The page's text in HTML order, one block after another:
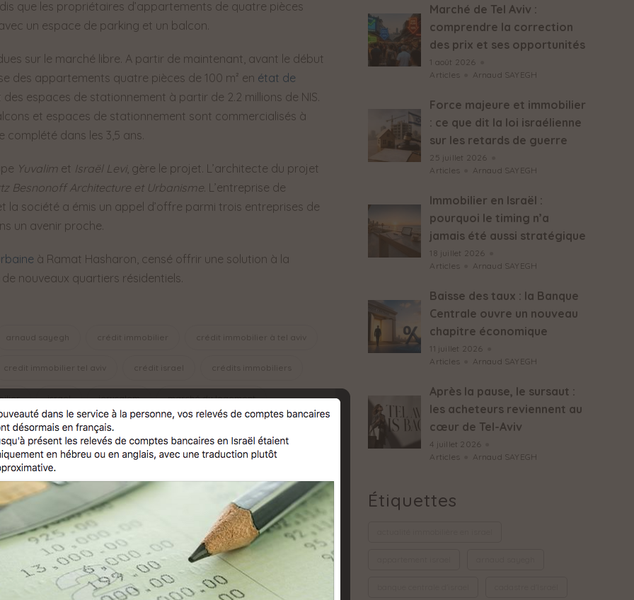
que les propriétaires d’appartements de quatre pièces
un espace de parking et un balcon.
sur le marché libre. A partir de maintenant, avant le début
des appartements quatre pièces de 100 m² en état de
espaces de stationnement à partir de 2.2 millions de NIS.
et espaces de stationnement sont commercialisés à
complété dans les 3,5 ans.
Yuvalim et Israël Levi, gère le projet. L’architecte du projet
Besnonoff Architecture et Urbanisme . L’entreprise de
la société a émis un appel d’offre parmi trois entreprises de
un avenir proche.
à Ramat Hasharon, censé offrir une solution à la
nouveaux quartiers résidentiels.
arnaud sayegh crédit immobilier crédit immobilier à tel aviv
credit immobilier tel aviv crédit israel crédits immobiliers
israel jerusalem marché du logement
pret immobilier en Israel
de credit ramat hasharon rénovation VEFA
Marché de Tel Aviv :
comprendre la correction
des prix et ses opportunités
1 août 2026
Articles
Arnaud SAYEGH
Force majeure et immobilier
: ce que dit la loi israélienne
sur les retards de guerre
25 juillet 2026
Articles
Arnaud SAYEGH
Immobilier en Israël :
pourquoi le timing n’a
jamais été aussi stratégique
18 juillet 2026
Articles
Arnaud SAYEGH
Baisse des taux : la Banque
Centrale ouvre un nouveau
chapitre économique
11 juillet 2026
Articles
Arnaud SAYEGH
Après la pause, le sursaut :
les acheteurs reviennent au
cœur de Tel-Aviv
4 juillet 2026
Articles
Arnaud SAYEGH
Étiquettes